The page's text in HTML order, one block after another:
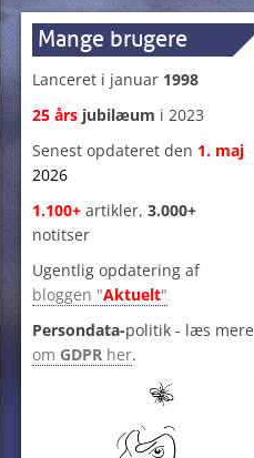
Mange brugere
Lanceret i januar 1998
25 års jubilæum i 2023
Senest opdateret den 1. maj
2026
1.100+ artikler, 3.000+
notitser
Ugentlig opdatering af
bloggen "Aktuelt"
Persondata-politik - læs mere
om GDPR her.